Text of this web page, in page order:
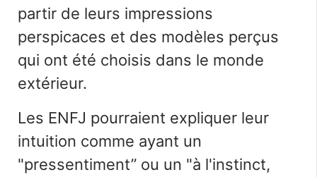
partir de leurs impressions
perspicaces et des modèles perçus
qui ont été choisis dans le monde
extérieur.
Les ENFJ pourraient expliquer leur
intuition comme ayant un
"pressentiment” ou un "à l'instinct,